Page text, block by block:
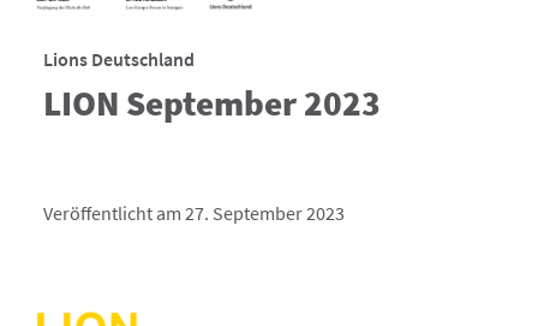
Lions Deutschland
LION September 2023
Veröffentlicht am 27. September 2023